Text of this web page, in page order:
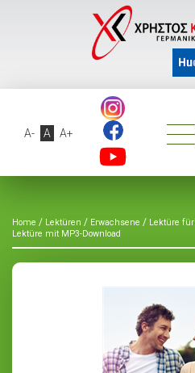
A- A A+
Home / Lektüren / Erwachsene / Lektüre
Lektüre mit MP3-Download